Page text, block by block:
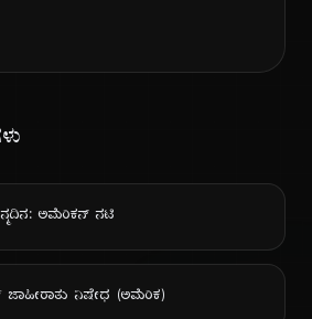
ಅಮೆರಿಕನ್ ನಟಿ
ನಿಷೇಧ (ಅಮೆರಿಕ)